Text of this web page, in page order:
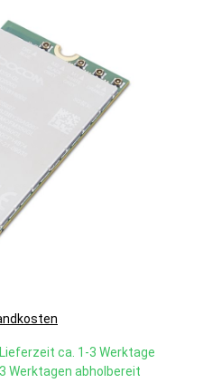
ca. 1-3 Werktage
Werktagen abholbereit